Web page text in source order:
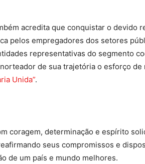
acredita que conquistar o devido
pelos empregadores dos setores
representativas do segmento
de sua trajetória o esforço
Unida”.
coragem, determinação e espírito
seus compromissos e
de um país e mundo melhores.